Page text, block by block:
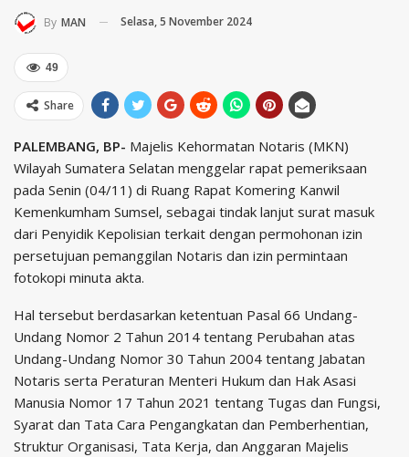
By MAN Selasa, 5 November 2024
49
Share
PALEMBANG, BP- Majelis Kehormatan Notaris (MKN)
Wilayah Sumatera Selatan menggelar rapat pemeriksaan
pada Senin (04/11) di Ruang Rapat Komering Kanwil
Kemenkumham Sumsel, sebagai tindak lanjut surat masuk
dari Penyidik Kepolisian terkait dengan permohonan izin
persetujuan pemanggilan Notaris dan izin permintaan
fotokopi minuta akta.
Hal tersebut berdasarkan ketentuan Pasal 66 Undang-
Undang Nomor 2 Tahun 2014 tentang Perubahan atas
Undang-Undang Nomor 30 Tahun 2004 tentang Jabatan
Notaris serta Peraturan Menteri Hukum dan Hak Asasi
Manusia Nomor 17 Tahun 2021 tentang Tugas dan Fungsi,
Syarat dan Tata Cara Pengangkatan dan Pemberhentian,
Struktur Organisasi, Tata Kerja, dan Anggaran Majelis